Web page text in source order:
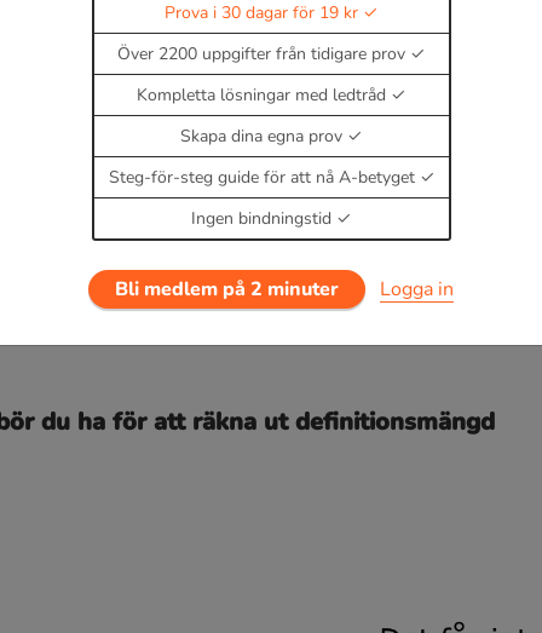
för
(x)=3+x
att det inte får vara ett negativt tal under
än -3 kommer att ge ett negativt värde och
funktionen
är alltså alla tal störra eller lika med
du ha för att räkna ut definitionsmängd
Prova i 30 dagar för 19 kr
Över 2200 uppgifter från tidigare prov
Kompletta lösningar med ledtråd
Skapa dina egna prov
Steg-för-steg guide för att nå A-betyget
Ingen bindningstid
Bli medlem på 2 minuter Logga in